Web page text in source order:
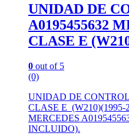
UNIDAD DE
A0195455632
CLASE E
0 out of 5
(0)
UNIDAD DE
CLASE E (W210)(1995-
MERCEDES
INCLUIDO).